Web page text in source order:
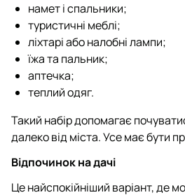
намет і спальники;
туристичні меблі;
ліхтарі або налобні лампи;
їжа та пальник;
аптечка;
теплий одяг.
Такий набір допомагає
далеко від міста. Усе має бути
Відпочинок на дачі
Це найспокійніший варіант, де